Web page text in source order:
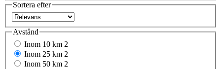
Sortera efter
Avstånd
Inom 10 km 2
Inom 25 km 2
Inom 50 km 2